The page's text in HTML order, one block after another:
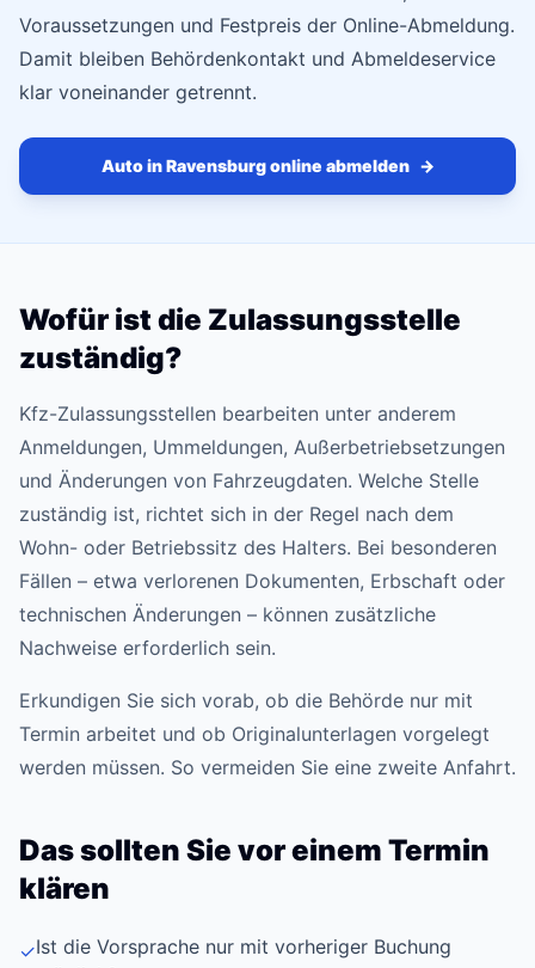
Voraussetzungen und Festpreis der Online-Abmeldung.
Damit bleiben Behördenkontakt und Abmeldeservice
klar voneinander getrennt.
Auto in Ravensburg online abmelden →
Wofür ist die Zulassungsstelle
zuständig?
Kfz-Zulassungsstellen bearbeiten unter anderem
Anmeldungen, Ummeldungen, Außerbetriebsetzungen
und Änderungen von Fahrzeugdaten. Welche Stelle
zuständig ist, richtet sich in der Regel nach dem
Wohn- oder Betriebssitz des Halters. Bei besonderen
Fällen – etwa verlorenen Dokumenten, Erbschaft oder
technischen Änderungen – können zusätzliche
Nachweise erforderlich sein.
Erkundigen Sie sich vorab, ob die Behörde nur mit
Termin arbeitet und ob Originalunterlagen vorgelegt
werden müssen. So vermeiden Sie eine zweite Anfahrt.
Das sollten Sie vor einem Termin
klären
✓Ist die Vorsprache nur mit vorheriger Buchung